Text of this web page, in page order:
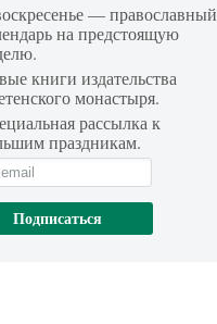
— православный
на предстоящую
книги издательства
монастыря.
рассылка к
праздникам.